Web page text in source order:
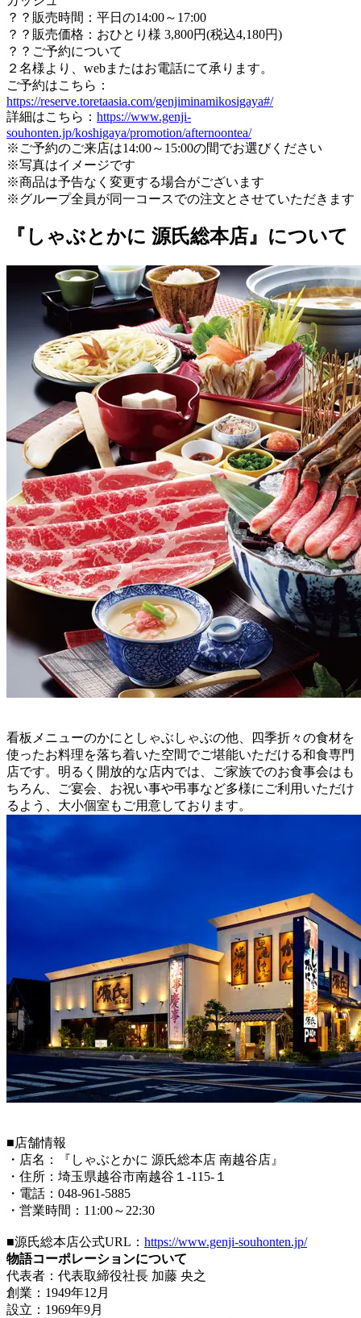
？？販売時間：平日の14:00～17:00
？？販売価格：おひとり様 3,800円(税込4,180円)
？？ご予約について
２名様より、webまたはお電話にて承ります。
ご予約はこちら：
https://reserve.toretaasia.com/genjiminamikosigaya#/
詳細はこちら： https://www.genji-
souhonten.jp/koshigaya/promotion/afternoontea/
※ご予約のご来店は14:00～15:00の間でお選びください
※写真はイメージです
※商品は予告なく変更する場合がございます
※グループ全員が同一コースでの注文とさせていただきます
『しゃぶとかに 源氏総本店』について
看板メニューのかにとしゃぶしゃぶの他、四季折々の食材を
使ったお料理を落ち着いた空間でご堪能いただける和食専門
店です。明るく開放的な店内では、ご家族でのお食事会はも
ちろん、ご宴会、お祝い事や弔事など多様にご利用いただけ
るよう、大小個室もご用意しております。
■店舗情報
・店名：『しゃぶとかに 源氏総本店 南越谷店』
・住所：埼玉県越谷市南越谷１-115-１
・電話：048-961-5885
・営業時間：11:00～22:30
■源氏総本店公式URL： https://www.genji-souhonten.jp/
物語コーポレーションについて
代表者：代表取締役社長 加藤 央之
創業：1949年12月
設立：1969年9月